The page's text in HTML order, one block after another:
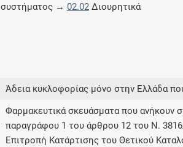
συστήματος → 02.02Διουρητικά
Άδεια κυκλοφορίας μόνο στην Ελλάδα
Φαρμακευτικά σκευάσματα που ανήκουν
παραγράφου 1 του άρθρου 12 του Ν.
Επιτροπή Κατάρτισης του Θετικού